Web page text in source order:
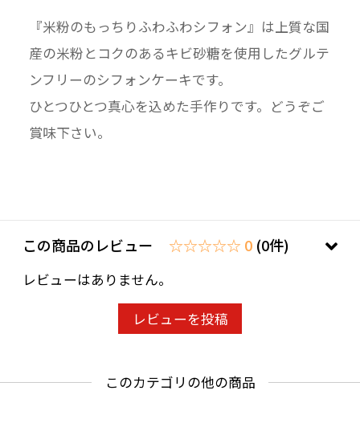
『米粉のもっちりふわふわシフォン』は上質な国
産の米粉とコクのあるキビ砂糖を使用したグルテ
ンフリーのシフォンケーキです。
ひとつひとつ真心を込めた手作りです。どうぞご
賞味下さい。
この商品のレビュー ☆☆☆☆☆ 0 (0件)
レビューはありません。
レビューを投稿
このカテゴリの他の商品